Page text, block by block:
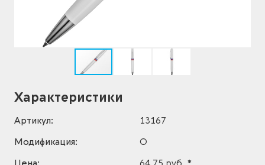
Характеристики
Артикул:
13167
Модификация:
O